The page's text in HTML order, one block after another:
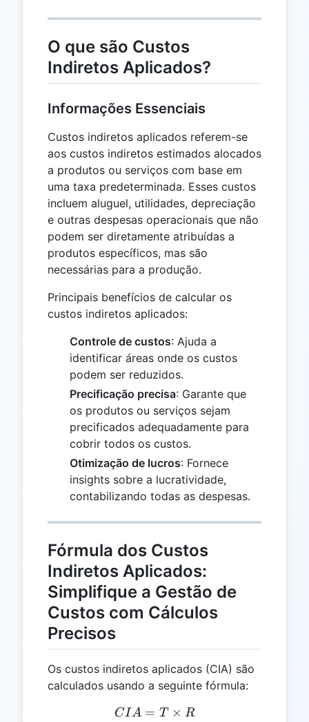
O que são Custos
Indiretos Aplicados?
Informações Essenciais
Custos indiretos aplicados referem-se
aos custos indiretos estimados alocados
a produtos ou serviços com base em
uma taxa predeterminada. Esses custos
incluem aluguel, utilidades, depreciação
e outras despesas operacionais que não
podem ser diretamente atribuídas a
produtos específicos, mas são
necessárias para a produção.
Principais benefícios de calcular os
custos indiretos aplicados:
Controle de custos: Ajuda a
identificar áreas onde os custos
podem ser reduzidos.
Precificação precisa: Garante que
os produtos ou serviços sejam
precificados adequadamente para
cobrir todos os custos.
Otimização de lucros: Fornece
insights sobre a lucratividade,
contabilizando todas as despesas.
Fórmula dos Custos
Indiretos Aplicados:
Simplifique a Gestão de
Custos com Cálculos
Precisos
Os custos indiretos aplicados (CIA) são
calculados usando a seguinte fórmula:
CIA = T \times R
CIA = T × R